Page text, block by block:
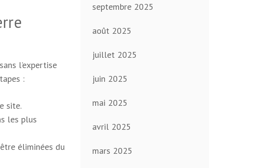
l’expertise
:
site.
les plus
éliminées du
septembre 2025
août 2025
juillet 2025
juin 2025
mai 2025
avril 2025
mars 2025